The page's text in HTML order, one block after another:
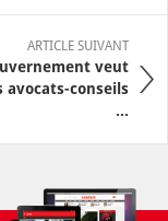
ARTICLE SUIVANT
veut
avocats-conseils
...